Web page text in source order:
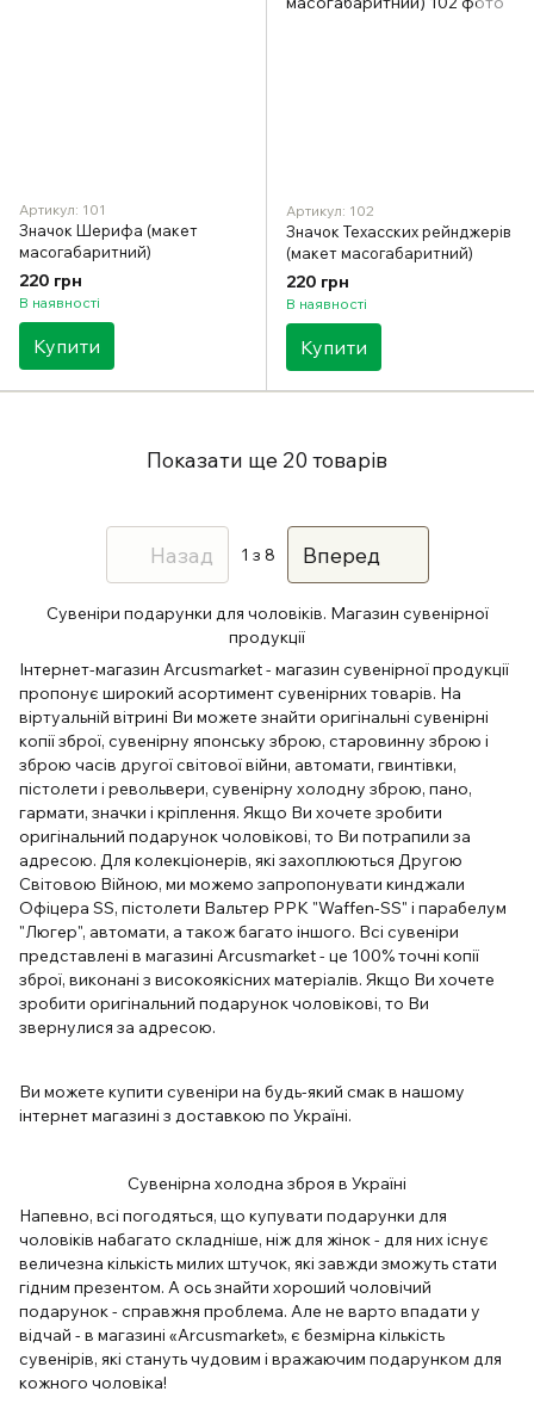
Артикул: 101
Значок Шерифа (макет
масогабаритний)
220 грн
В наявності
Купити
Артикул: 102
Значок Техасских рейнджерів
(макет масогабаритний)
220 грн
В наявності
Купити
Показати ще 20 товарів
Назад 1 з 8 Вперед
Сувеніри подарунки для чоловіків. Магазин сувенірної
продукції
Інтернет-магазин Arcusmarket - магазин сувенірної продукції
пропонує широкий асортимент сувенірних товарів. На
віртуальній вітрині Ви можете знайти оригінальні сувенірні
копії зброї, сувенірну японську зброю, старовинну зброю і
зброю часів другої світової війни, автомати, гвинтівки,
пістолети і револьвери, сувенірну холодну зброю, пано,
гармати, значки і кріплення. Якщо Ви хочете зробити
оригінальний подарунок чоловікові, то Ви потрапили за
адресою. Для колекціонерів, які захоплюються Другою
Світовою Війною, ми можемо запропонувати кинджали
Офіцера SS, пістолети Вальтер РРК "Waffen-SS" і парабелум
"Люгер", автомати, а також багато іншого. Всі сувеніри
представлені в магазині Arcusmarket - це 100% точні копії
зброї, виконані з високоякісних матеріалів. Якщо Ви хочете
зробити оригінальний подарунок чоловікові, то Ви
звернулися за адресою.
Ви можете купити сувеніри на будь-який смак в нашому
інтернет магазині з доставкою по Україні.
Сувенірна холодна зброя в Україні
Напевно, всі погодяться, що купувати подарунки для
чоловіків набагато складніше, ніж для жінок - для них існує
величезна кількість милих штучок, які завжди зможуть стати
гідним презентом. А ось знайти хороший чоловічий
подарунок - справжня проблема. Але не варто впадати у
відчай - в магазині «Arcusmarket», є безмірна кількість
сувенірів, які стануть чудовим і вражаючим подарунком для
кожного чоловіка!